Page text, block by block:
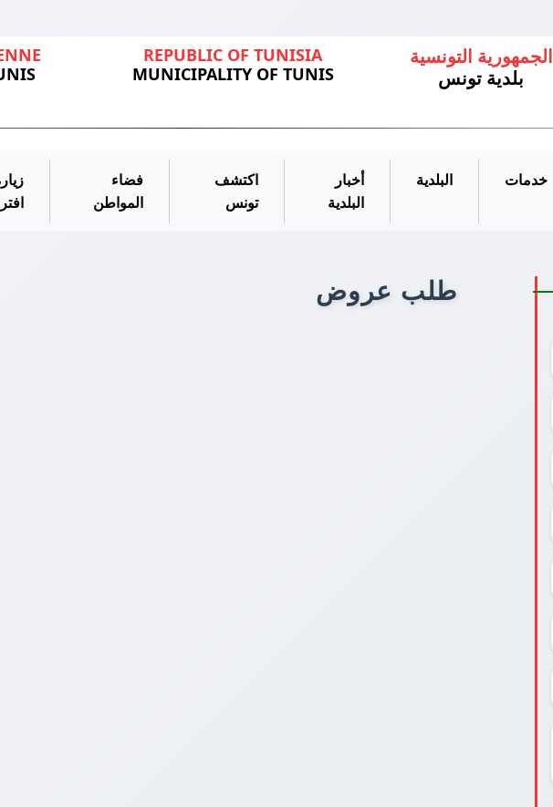
الجمهورية التونسية
بلدية تونس
REPUBLIC OF TUNISIA
MUNICIPALITY OF TUNIS
خدمات البلدية
أخبار
البلدية
اكتشف
تونس
فضاء
المواطن
طلب عروض